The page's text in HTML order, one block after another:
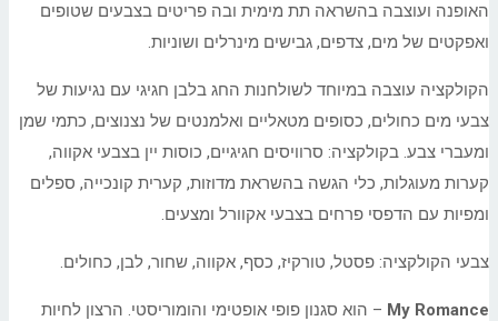
האופנה ועוצבה בהשראה תת מימית ובה פריטים בצבעים שטופים
ואפקטים של מים, צדפים, גבישים מינרלים ושוניות.
הקולקציה עוצבה במיוחד לשולחנות החג בלבן חגיגי עם נגיעות של
צבעי מים כחולים, כסופים מטאליים ואלמנטים של נצנוצים, כתמי שמן
ומעברי צבע. בקולקציה: סרוויסים חגיגיים, כוסות יין בצבעי אקווה,
קערות מעוגלות, כלי הגשה בהשראת מדוזות, קערית קונכייה, ספלים
ומפיות עם הדפסי פרחים בצבעי אקוורל ומצעים.
צבעי הקולקציה: פסטל, טורקיז, כסף, אקווה, שחור, לבן, כחולים.
My Romance – הוא סגנון פופי אופטימי והומוריסטי. הרצון לחיות